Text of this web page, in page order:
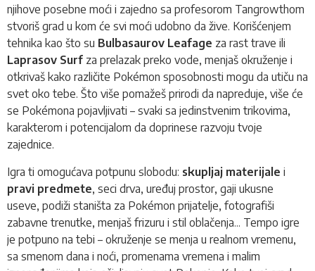
njihove posebne moći i zajedno sa profesorom Tangrowthom
stvoriš grad u kom će svi moći udobno da žive. Korišćenjem
tehnika kao što su Bulbasaurov Leafage za rast trave ili
Laprasov Surf za prelazak preko vode, menjaš okruženje i
otkrivaš kako različite Pokémon sposobnosti mogu da utiču na
svet oko tebe. Što više pomažeš prirodi da napreduje, više će
se Pokémona pojavljivati – svaki sa jedinstvenim trikovima,
karakterom i potencijalom da doprinese razvoju tvoje
zajednice.
Igra ti omogućava potpunu slobodu: skupljaj materijale i
pravi predmete, seci drva, uređuj prostor, gaji ukusne
useve, podiži staništa za Pokémon prijatelje, fotografiši
zabavne trenutke, menjaš frizuru i stil oblačenja... Tempo igre
je potpuno na tebi – okruženje se menja u realnom vremenu,
sa smenom dana i noći, promenama vremena i malim